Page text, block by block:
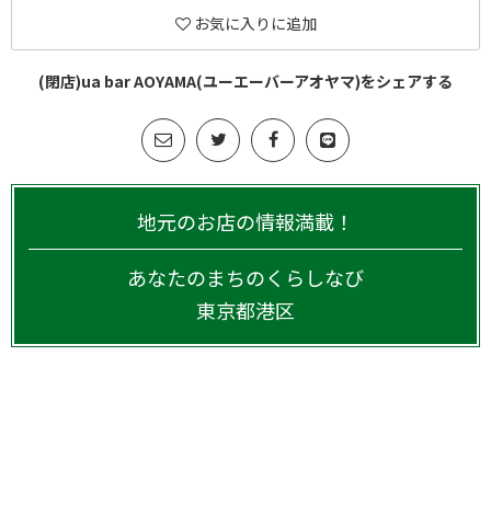
お気に入りに追加
(閉店)ua bar AOYAMA(ユーエーバーアオヤマ)をシェアする
地元のお店の情報満載！
あなたのまちのくらしなび
東京都港区